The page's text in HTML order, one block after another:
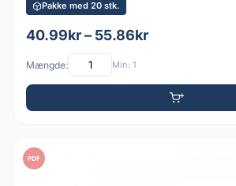
Pakke med 20 stk.
40.99kr – 55.86kr
Mængde: Min: 1
PDF